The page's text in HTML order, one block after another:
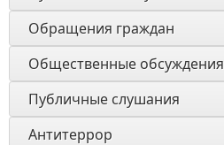
Обращения граждан
Общественные обсуждения
Публичные слушания
Антитеррор